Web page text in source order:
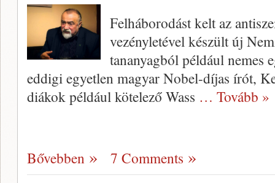
Felháborodást kelt az
vezényletével készült új
tananyagból például nemes
eddigi egyetlen magyar Nobel-díjas írót,
diákok például kötelező Wass … Tovább »
Bővebben 7 Comments